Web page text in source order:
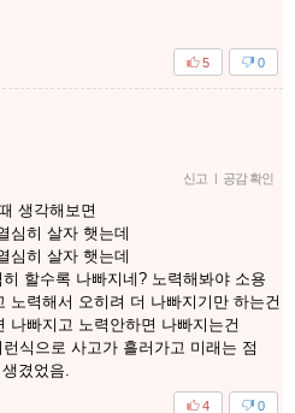
0
5
신고 | 공감 확인
생각해보면
심히 살자 햇는데
심히 살자 햇는데
할수록 나빠지네? 노력해봐야 소용
노력해서 오히려 더 나빠지기만 하는건
나빠지고 노력안하면 나빠지는건
식으로 사고가 흘러가고 미래는 점
겼었음.
0
4